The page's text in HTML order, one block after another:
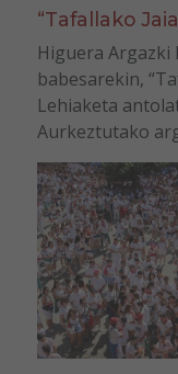
“Tafallako
Higuera Argazki
babesarekin,
Lehiaketa
Aurkeztutako